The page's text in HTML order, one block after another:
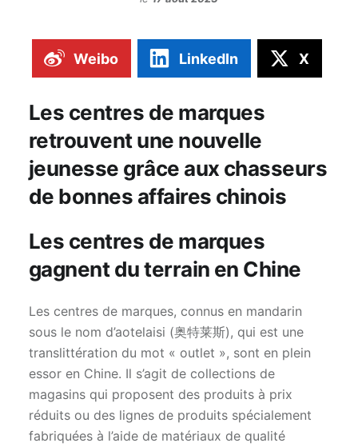
Weibo LinkedIn X
Les centres de marques
retrouvent une nouvelle
jeunesse grâce aux chasseurs
de bonnes affaires chinois
Les centres de marques
gagnent du terrain en Chine
Les centres de marques, connus en mandarin
sous le nom d’aotelaisi (奥特莱斯), qui est une
translittération du mot « outlet », sont en plein
essor en Chine. Il s’agit de collections de
magasins qui proposent des produits à prix
réduits ou des lignes de produits spécialement
fabriquées à l’aide de matériaux de qualité